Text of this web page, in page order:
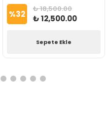
%32 ₺ 18,500.00
₺ 12,500.00
Sepete Ekle